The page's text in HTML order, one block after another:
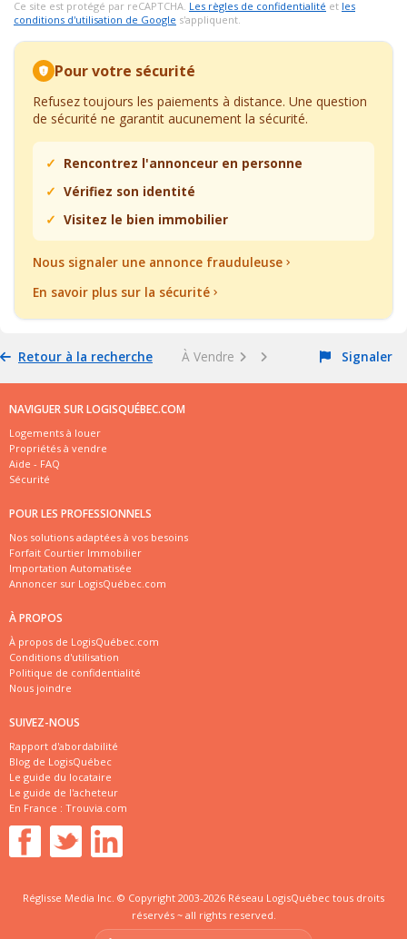
Ce site est protégé par reCAPTCHA. Les règles de confidentialité et les
conditions d'utilisation de Google s'appliquent.
Pour votre sécurité
Refusez toujours les paiements à distance. Une question
de sécurité ne garantit aucunement la sécurité.
Rencontrez l'annonceur en personne
Vérifiez son identité
Visitez le bien immobilier
Nous signaler une annonce frauduleuse
En savoir plus sur la sécurité
Retour à la recherche À Vendre Signaler
NAVIGUER SUR LOGISQUÉBEC.COM
Logements à louer
Propriétés à vendre
Aide - FAQ
Sécurité
POUR LES PROFESSIONNELS
Nos solutions adaptées à vos besoins
Forfait Courtier Immobilier
Importation Automatisée
Annoncer sur LogisQuébec.com
À PROPOS
À propos de LogisQuébec.com
Conditions d'utilisation
Politique de confidentialité
Nous joindre
SUIVEZ-NOUS
Rapport d'abordabilité
Blog de LogisQuébec
Le guide du locataire
Le guide de l'acheteur
En France : Trouvia.com
Réglisse Media Inc. © Copyright 2003-2026 Réseau LogisQuébec tous droits
réservés ~ all rights reserved.